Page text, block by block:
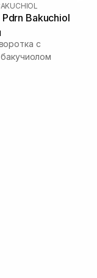
Pdrn Bakuchiol
с